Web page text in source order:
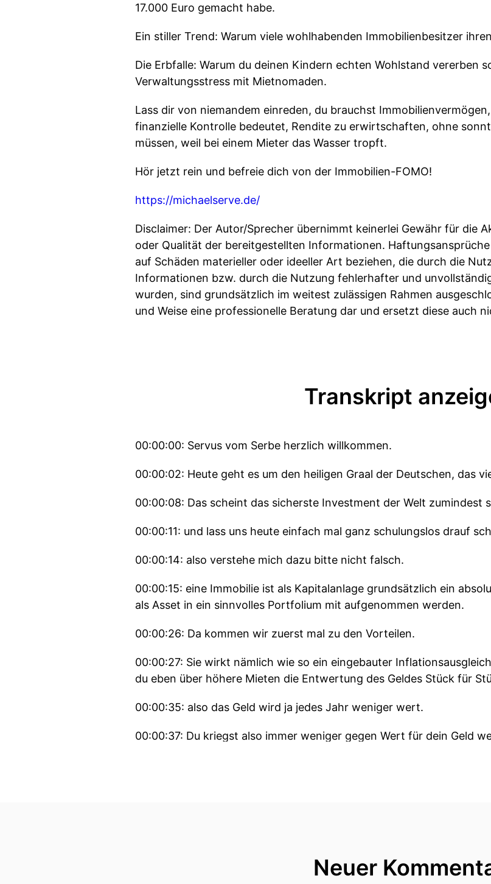
17.000 Euro gemacht habe.
Ein stiller Trend: Warum viele wohlhabenden Immobilienbesitzer
Die Erbfalle: Warum du deinen Kindern echten Wohlstand vererben
Verwaltungsstress mit Mietnomaden.
Lass dir von niemandem einreden, du brauchst
finanzielle Kontrolle bedeutet, Rendite zu erwirtschaften, ohne
müssen, weil bei einem Mieter das Wasser tropft.
Hör jetzt rein und befreie dich von der Immobilien-FOMO!
https://michaelserve.de/
Disclaimer: Der Autor/Sprecher übernimmt keinerlei Gewähr für die
oder Qualität der bereitgestellten Informationen.
auf Schäden materieller oder ideeller Art beziehen, die durch die
Informationen bzw. durch die Nutzung fehlerhafter und
wurden, sind grundsätzlich im weitest zulässigen Rahmen
und Weise eine professionelle Beratung dar und ersetzt diese auch
Transkript
00:00:00: Servus vom Serbe herzlich willkommen.
00:00:02: Heute geht es um den heiligen Graal der Deutschen, das
00:00:08: Das scheint das sicherste Investment der Welt zumindest
00:00:11: und lass uns heute einfach mal ganz schulungslos drauf
00:00:14: also verstehe mich dazu bitte nicht falsch.
00:00:15: eine Immobilie ist als Kapitalanlage grundsätzlich ein
als Asset in ein sinnvolles Portfolium mit aufgenommen werden.
00:00:26: Da kommen wir zuerst mal zu den Vorteilen.
00:00:27: Sie wirkt nämlich wie so ein eingebauter
du eben über höhere Mieten die Entwertung des Geldes Stück für
00:00:35: also das Geld wird ja jedes Jahr weniger wert.
00:00:37: Du kriegst also immer weniger gegen Wert für dein Geld
00:00:57: Du hast gesagt ich habe einen geringen Eigenkapital-
Neuer